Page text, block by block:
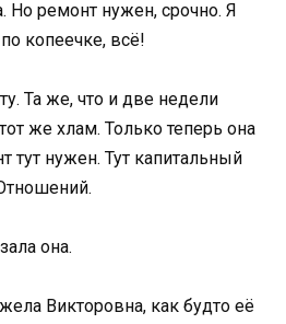
Но ремонт нужен, срочно. Я
копеечке, всё!
Та же, что и две недели
же хлам. Только теперь она
тут нужен. Тут капитальный
она.
Викторовна, как будто её